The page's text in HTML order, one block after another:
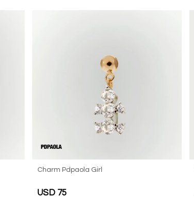
Charm Pdpaola Girl
USD 75